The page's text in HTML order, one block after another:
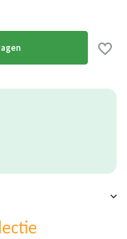
Uitverkocht